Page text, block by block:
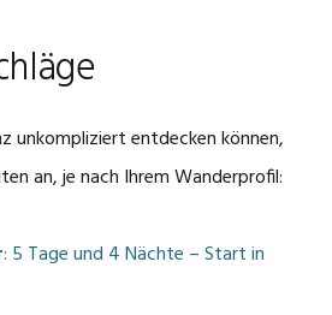
unkompliziert entdecken können,
an, je nach Ihrem Wanderprofil:
: 5 Tage und 4 Nächte – Start in